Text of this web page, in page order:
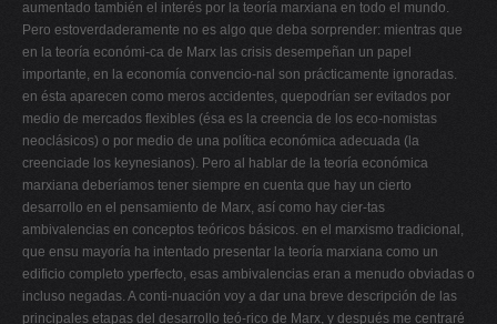
U
W
Y
0-9
aumentado también el interés por la teoría marxiana en todo el mundo.
Pero estoverdaderamente no es algo que deba sorprender: mientras que
en la teoría económi-ca de Marx las crisis desempeñan un papel
importante, en la economía convencio-nal son prácticamente ignoradas.
en ésta aparecen como meros accidentes, quepodrían ser evitados por
medio de mercados flexibles (ésa es la creencia de los eco-nomistas
neoclásicos) o por medio de una política económica adecuada (la
creenciade los keynesianos). Pero al hablar de la teoría económica
marxiana deberíamos tener siempre en cuenta que hay un cierto
desarrollo en el pensamiento de Marx, así como hay cier-tas
ambivalencias en conceptos teóricos básicos. en el marxismo tradicional,
que ensu mayoría ha intentado presentar la teoría marxiana como un
edificio completo yperfecto, esas ambivalencias eran a menudo obviadas o
incluso negadas. A conti-nuación voy a dar una breve descripción de las
principales etapas del desarrollo teó-rico de Marx, y después me centraré